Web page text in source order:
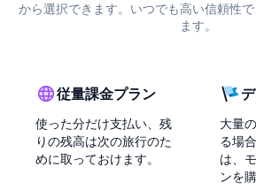
から選択できます。いつでも高い信頼性
ます。
従量課金プラン
使った分だけ支払い、残
りの残高は次の旅行のた
めに取っておけます。
大量
る場
は、
ンを